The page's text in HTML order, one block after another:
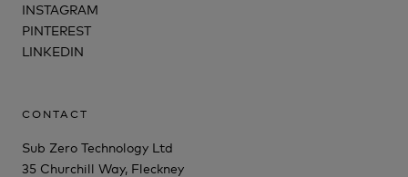
INSTAGRAM
PINTEREST
LINKEDIN
CONTACT
Sub Zero Technology Ltd
35 Churchill Way, Fleckney